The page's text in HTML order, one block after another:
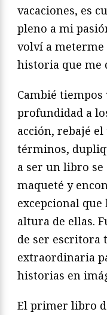
vacaciones, es
pleno a mi
volví a meterme
historia que me
Cambié
profundidad a
acción, rebajé
términos,
a ser un libro
maqueté y
excepcional
altura de ellas.
de ser escritora
extraordinaria
historias en
El primer libro